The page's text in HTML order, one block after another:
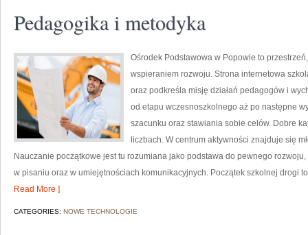
Pedagogika i metodyka
Ośrodek Podstawowa w Popowie to
wspieraniem rozwoju. Strona internetowa
oraz podkreśla misję działań pedagogów i
od etapu wczesnoszkolnego aż po następne
szacunku oraz stawiania sobie celów. Dobre
liczbach. W centrum aktywności znajduje się
Nauczanie początkowe jest tu rozumiana jako podstawa do pewnego
w pisaniu oraz w umiejętnościach komunikacyjnych. Początek szkolnej drogi
Read More ]
CATEGORIES: NOWE TECHNOLOGIE